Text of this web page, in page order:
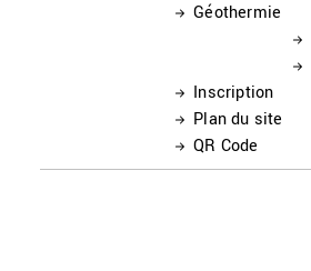
Géothermie
Inscription
Plan du site
QR Code